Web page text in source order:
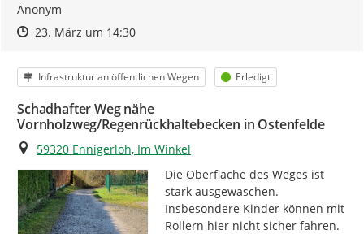
Anonym
Zeitpunkt des Erstellens
Zeitpunkt des Erstellens
23. März um 14:30Zur Äußerung
Kategorie
Infrastruktur an öffentlichen Wegen Status
Erledigt
Schadhafter Weg nähe
Vornholzweg/Regenrückhaltebecken in Ostenfelde
Ort
59320 Ennigerloh, Im Winkel
Die Oberfläche des Weges ist
stark ausgewaschen.
Insbesondere Kinder können mit
Rollern hier nicht sicher fahren.